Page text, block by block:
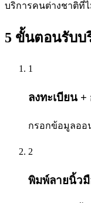
บริการคนต่างชาติที่
5 ขั้นตอนรับบ
1
ลงทะเบียน
กรอกข้อมูลออ
2
พิมพ์ลายนิ้ว